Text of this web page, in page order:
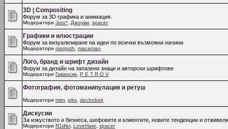
3D | Compositing
Форум за 3D графика и анимация.
Модератори Joro* Джоуви spacer
Графики и илюстрации
Форум за визуализиране на идеи по всички възможни начини
Модератори morgoth maceman
Лого, бранд и шрифт дизайн
Форум за дизайн на запазени знаци и авторски шрифтове
Модератори Гавански P E T R O V
Фотография, фотоманипулация и ретуш
Модератори mim piks dechobek
Дискусии
За изкуството и бизнеса, шефовете и клиентите, новите тенденции и
Модератори R1dler, LoveHate spacer